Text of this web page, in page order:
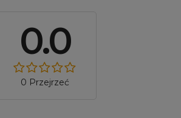
0.0
0 Przejrzeć